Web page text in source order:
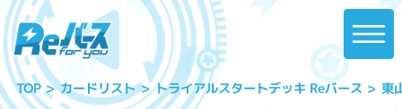
TOP カードリスト トライアルスタートデッキ Reバース 東